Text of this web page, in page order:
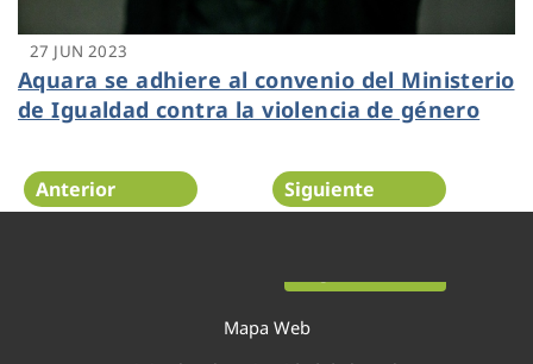
27 JUN 2023
Aquara se adhiere al convenio del Ministerio
de Igualdad contra la violencia de género
Anterior Siguiente
Mapa Web